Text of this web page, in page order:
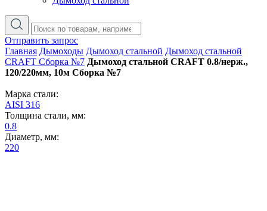
Отправить запрос
Главная Дымоходы Дымоход стальной Дымоход стальной
CRAFT Сборка №7 Дымоход стальной CRAFT 0.8/нерж.,
120/220мм, 10м Сборка №7
Марка стали:
AISI 316
Толщина стали, мм:
0.8
Диаметр, мм:
220